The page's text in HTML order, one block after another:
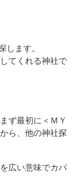
ます。
てくれる神社で
ず最初に＜ＭＹ
ら、他の神社探
広い意味でカバ